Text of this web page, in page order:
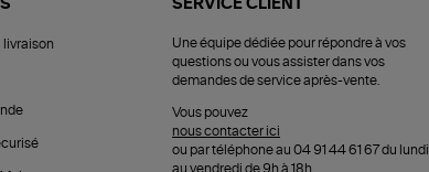
livraison
SERVICE CLIENT
Une équipe dédiée pour répondre à vos
questions ou vous assister dans vos
demandes de service après-vente.
Vous pouvez
nous contacter ici
ou par téléphone au 04 91 44 61 67 du lundi
au vendredi de 9h à 18h.